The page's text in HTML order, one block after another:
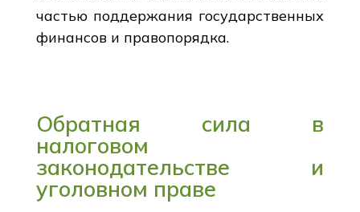
частью поддержания государственных
финансов и правопорядка.
Обратная сила в
налоговом
законодательстве и
уголовном праве